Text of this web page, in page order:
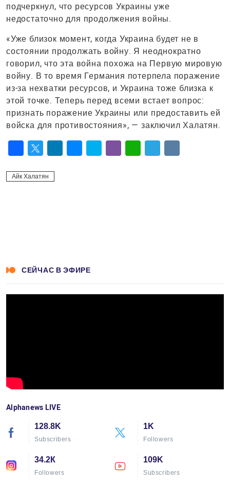
подчеркнул, что ресурсов Украины уже
недостаточно для продолжения войны.
«Уже близок момент, когда Украина будет не в
состоянии продолжать войну. Я неоднократно
говорил, что эта война похожа на Первую мировую
войну. В то время Германия потерпела поражение
из-за нехватки ресурсов, и Украина тоже близка к
этой точке. Теперь перед всеми встает вопрос:
признать поражение Украины или предоставить ей
войска для противостояния», — заключил Халатян.
Айк Халатян
СЕЙЧАС В ЭФИРЕ
Alphanews LIVE
128.8K
Subscribers
1K
Followers
34.2К
Followers
109K
Subscribers